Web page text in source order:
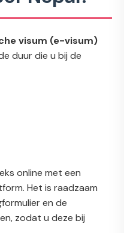
visum (e-visum)
duur die u bij de
online met een
Het is raadzaam
en de
zodat u deze bij